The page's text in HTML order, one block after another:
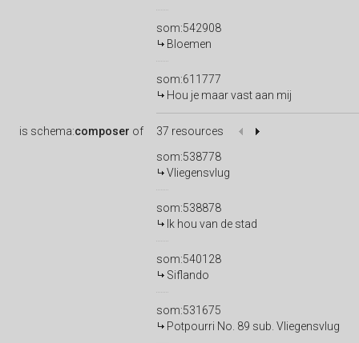
som:542908
Bloemen
som:611777
Hou je maar vast aan mij
is schema:composer of
37 resources
som:538778
Vliegensvlug
som:538878
Ik hou van de stad
som:540128
Siflando
som:531675
Potpourri No. 89 sub. Vliegensvlug